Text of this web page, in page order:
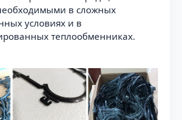
в сложных
условиях и в
теплообменниках.